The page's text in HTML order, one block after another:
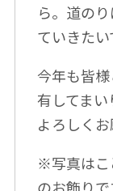
ら。道の
ていきたい
今年も皆
有してま
よろしくお
※写真はこ